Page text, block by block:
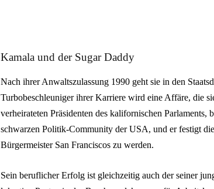
Kamala und der Sugar Daddy
Nach ihrer Anwaltszulassung 1990 geht sie in den
Turbobeschleuniger ihrer Karriere wird eine Affäre, die
verheirateten Präsidenten des kalifornischen
schwarzen Politik-Community der USA, und er festigt
Bürgermeister San Franciscos zu werden.
Sein beruflicher Erfolg ist gleichzeitig auch der seiner